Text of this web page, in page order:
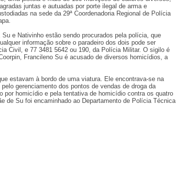
juntas e autuadas por porte ilegal de arma e
na sede da 29ª Coordenadoria Regional de Polícia
e Nativinho estão sendo procurados pela polícia, que
informação sobre o paradeiro dos dois pode ser
Civil, e 77 3481 5642 ou 190, da Polícia Militar. O sigilo é
Francileno Su é acusado de diversos homicídios, a
estavam à bordo de uma viatura. Ele encontrava-se na
gerenciamento dos pontos de vendas de droga da
por homicídio e pela tentativa de homicídio contra os quatro
de Su foi encaminhado ao Departamento de Polícia Técnica